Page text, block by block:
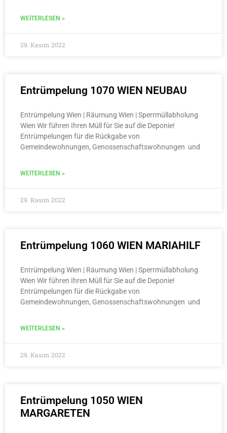
WEITERLESEN »
29. Kasım 2022
Entrümpelung 1070 WIEN NEUBAU
Entrümpelung Wien | Räumung Wien | Sperrmüllabholung
Wien Wir führen Ihren Müll für Sie auf die Deponie!
Entrümpelungen für die Rückgabe von
Gemeindewohnungen, Genossenschaftswohnungen und
WEITERLESEN »
29. Kasım 2022
Entrümpelung 1060 WIEN MARIAHILF
Entrümpelung Wien | Räumung Wien | Sperrmüllabholung
Wien Wir führen Ihren Müll für Sie auf die Deponie!
Entrümpelungen für die Rückgabe von
Gemeindewohnungen, Genossenschaftswohnungen und
WEITERLESEN »
29. Kasım 2022
Entrümpelung 1050 WIEN
MARGARETEN